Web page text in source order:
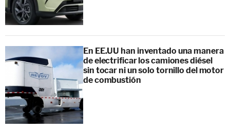
En EE.UU han inventado una manera
de electrificar los camiones diésel
sin tocar ni un solo tornillo del motor
de combustión